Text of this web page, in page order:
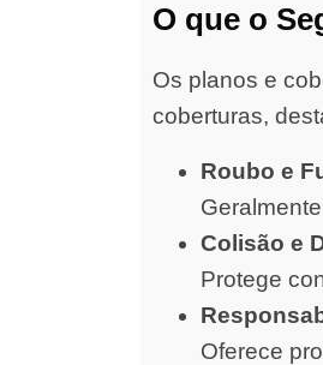
O que o
Os planos e
coberturas,
Roubo e
Colisão e
Protege
Oferece